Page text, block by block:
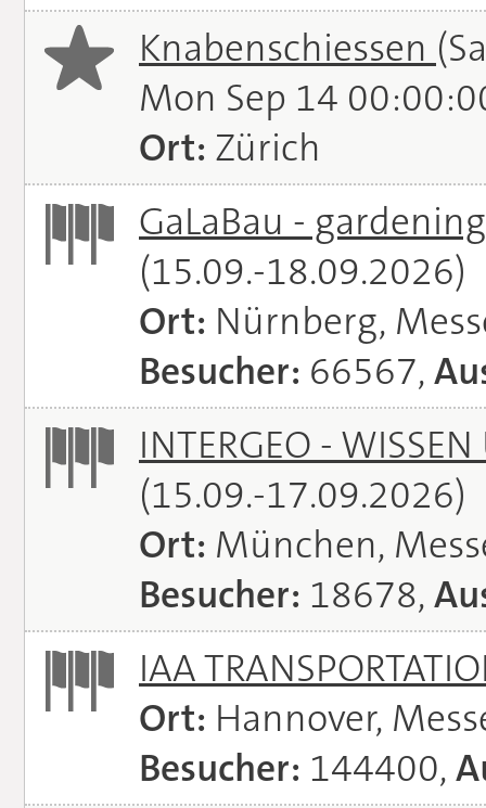
Knabenschiessen
Mon Sep 14
Ort: Zürich
GaLaBau -
(15.09.-18.09.2026)
Ort: Nürnberg,
Besucher: 66567,
INTERGEO -
(15.09.-17.09.2026)
Ort: München,
Besucher: 18678,
IAA
Ort: Hannover,
Besucher: 144400,